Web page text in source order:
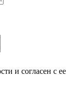
и согласен с ее